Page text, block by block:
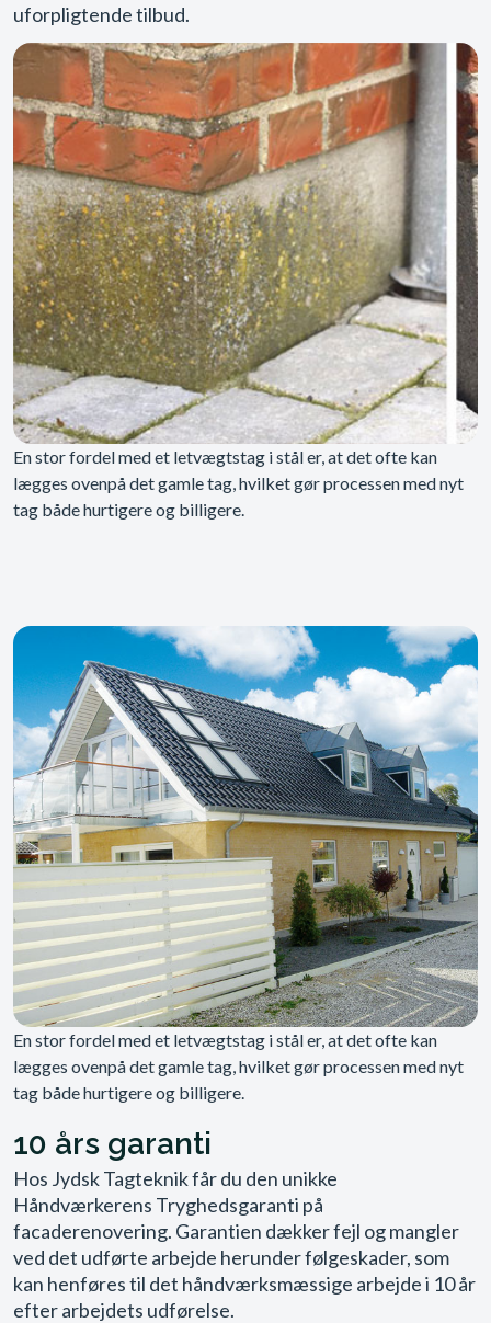
uforpligtende tilbud.
En stor fordel med et letvægtstag i stål er, at det ofte kan
lægges ovenpå det gamle tag, hvilket gør processen med nyt
tag både hurtigere og billigere.
En stor fordel med et letvægtstag i stål er, at det ofte kan
lægges ovenpå det gamle tag, hvilket gør processen med nyt
tag både hurtigere og billigere.
10 års garanti
Hos Jydsk Tagteknik får du den unikke
Håndværkerens Tryghedsgaranti på
facaderenovering. Garantien dækker fejl og mangler
ved det udførte arbejde herunder følgeskader, som
kan henføres til det håndværksmæssige arbejde i 10 år
efter arbejdets udførelse.